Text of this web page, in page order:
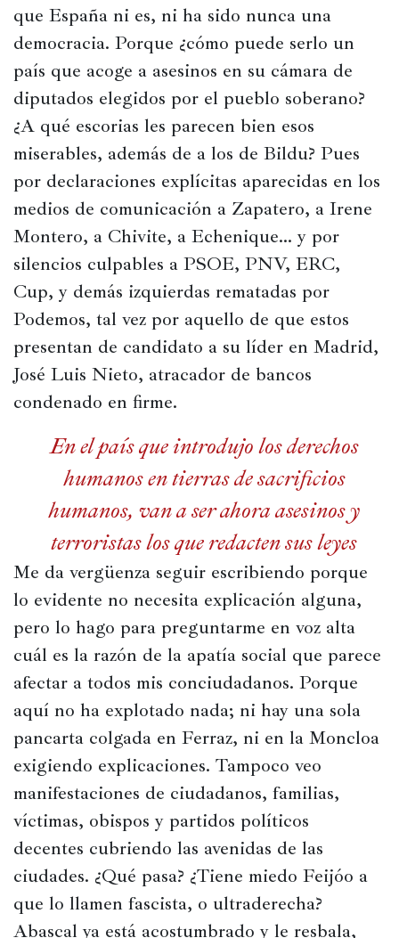
Entretenimiento
Bebida
Comida
Historia
Concursos
y
lugares
Relatos
que España ni es, ni ha sido nunca una
democracia. Porque ¿cómo puede serlo un
país que acoge a asesinos en su cámara de
diputados elegidos por el pueblo soberano?
¿A qué escorias les parecen bien esos
miserables, además de a los de Bildu? Pues
por declaraciones explícitas aparecidas en los
medios de comunicación a Zapatero, a Irene
Montero, a Chivite, a Echenique… y por
silencios culpables a PSOE, PNV, ERC,
Cup, y demás izquierdas rematadas por
Podemos, tal vez por aquello de que estos
presentan de candidato a su líder en Madrid,
José Luis Nieto, atracador de bancos
condenado en firme.
En el país que introdujo los derechos
humanos en tierras de sacrificios
humanos, van a ser ahora asesinos y
terroristas los que redacten sus leyes
Me da vergüenza seguir escribiendo porque
lo evidente no necesita explicación alguna,
pero lo hago para preguntarme en voz alta
cuál es la razón de la apatía social que parece
afectar a todos mis conciudadanos. Porque
aquí no ha explotado nada; ni hay una sola
pancarta colgada en Ferraz, ni en la Moncloa
exigiendo explicaciones. Tampoco veo
manifestaciones de ciudadanos, familias,
víctimas, obispos y partidos políticos
decentes cubriendo las avenidas de las
ciudades. ¿Qué pasa? ¿Tiene miedo Feijóo a
que lo llamen fascista, o ultraderecha?
Abascal ya está acostumbrado y le resbala,